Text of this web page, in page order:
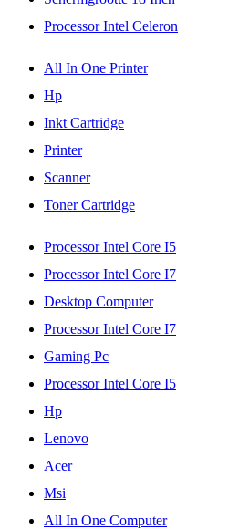
Processor Intel Celeron
All In One Printer
Hp
Inkt Cartridge
Printer
Scanner
Toner Cartridge
Processor Intel Core I5
Processor Intel Core I7
Desktop Computer
Processor Intel Core I7
Gaming Pc
Processor Intel Core I5
Hp
Lenovo
Acer
Msi
All In One Computer